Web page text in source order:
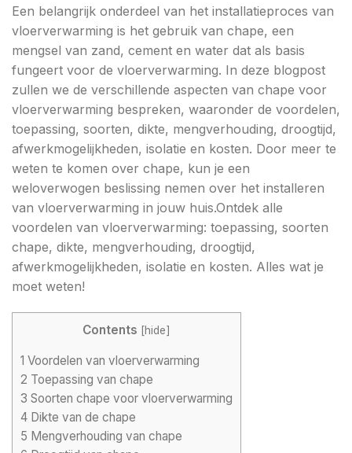
Een belangrijk onderdeel van het installatieproces van
vloerverwarming is het gebruik van chape, een
mengsel van zand, cement en water dat als basis
fungeert voor de vloerverwarming. In deze blogpost
zullen we de verschillende aspecten van chape voor
vloerverwarming bespreken, waaronder de voordelen,
toepassing, soorten, dikte, mengverhouding, droogtijd,
afwerkmogelijkheden, isolatie en kosten. Door meer te
weten te komen over chape, kun je een
weloverwogen beslissing nemen over het installeren
van vloerverwarming in jouw huis.Ontdek alle
voordelen van vloerverwarming: toepassing, soorten
chape, dikte, mengverhouding, droogtijd,
afwerkmogelijkheden, isolatie en kosten. Alles wat je
moet weten!
Contents [hide]
1 Voordelen van vloerverwarming
2 Toepassing van chape
3 Soorten chape voor vloerverwarming
4 Dikte van de chape
5 Mengverhouding van chape